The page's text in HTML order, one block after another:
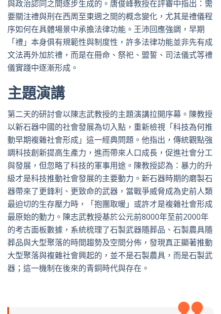
與政治認同之間逐步生成的。唐俊峰教授在評審中指出：需
要關注禮與刑在西周至東週之間的概念變化，尤其是禮儀程
序如何在具體場景中承擔法律功能。王沛回應強調，早期
「禮」本身俱有規範性與制度性，許多法律功能並非先有成
文法再外加於禮，而是在冊命、祭祀、盟誓、司法儀式等禮
儀實踐中逐漸形成。
主題演講
第二天的研討會以陳志武教授的主題演講拉開序幕。陳教授
以新石器中國的社會發展為切入點，重新檢視「科技為何推
動早期複雜社會形成」這一經典問題。他指出，傳統觀點強
調科技創新提高生產力，進而帶來人口成長，促進社會分工
與發展，但忽略了科技的軍事用途。陳教授認為：暴力的升
級才是科技推動社會發展的主要動力。新石器時期的磨製石
器帶來了更鋒利、更致命的武器，當戰爭威脅成為史前人類
最迫切的生存壓力時，「抱團取暖」或許才是複雜社會形成
最原始的動力。陳志武教授基於公元前8000年至前2000年
的考古面板數據，系統梳理了石製武器隨葬品、石製農具隨
葬品與大型聚落的時間趨勢及空間分佈，發現真正顯著推動
大型聚落與複雜社會興起的，並不是石製農具，而是石製武
器；這一機制在後來的青銅時代與存在。